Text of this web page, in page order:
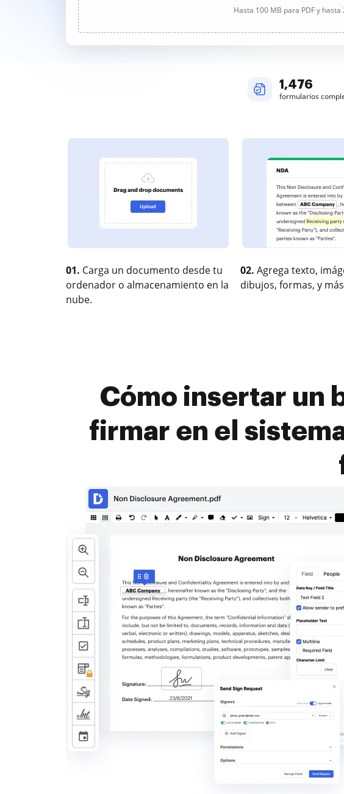
Hasta 100 MB para PDF y hasta
1,476
formularios
01. Carga un documento desde tu
ordenador o almacenamiento en la
nube.
02. Agrega texto,
dibujos, formas, y
Cómo insertar un
firmar en el